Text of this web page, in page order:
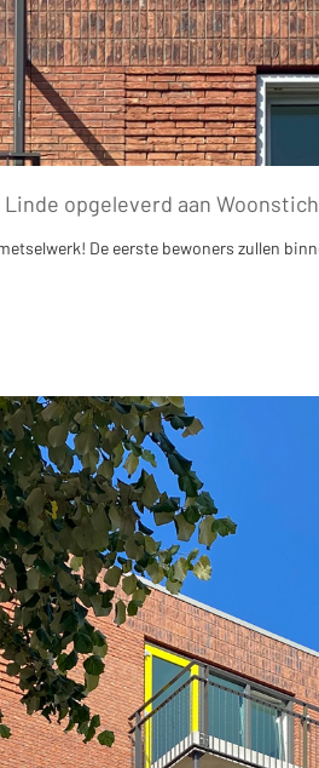
opgeleverd aan
De eerste bewoners zullen